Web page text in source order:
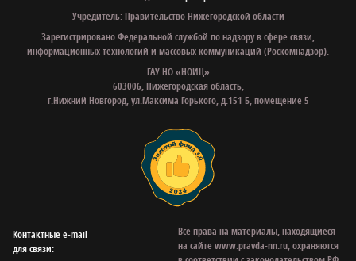
Учредитель: Правительство Нижегородской области
Зарегистрировано Федеральной службой по надзору в сфере связи,
информационных технологий и массовых коммуникаций (Роскомнадзор).
ГАУ НО «НОИЦ»
603006, Нижегородская область,
г.Нижний Новгород, ул.Максима Горького, д.151 Б, помещение 5
Контактные e‑mail
для связи:
Все права на материалы, находящиеся
на сайте www.pravda-nn.ru, охраняются